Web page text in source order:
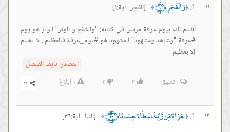
١١ ﴿وَالْفَجْرِ ﴿١﴾ ﴾
[الفجر آية:١]
أقسم الله بيوم عرفة مرتين في كتابه: "والشفع و الوتر" الوتر هو يوم
#عرفة "وشاهد ومشهود" المشهود هو #يوم_عرفة فالعظيم.. لا يقسم
إلا بعظيم !
المصدر:نايف الفيصل
٠تعليق ٣ ٢ ٠ إبلاغ
١٢ ﴿جَزَاءً مِّن رَّبِّكَ عَطَاءً حِسَابًا ﴿٣٦﴾ ﴾
[النبأ آية:٣٦]